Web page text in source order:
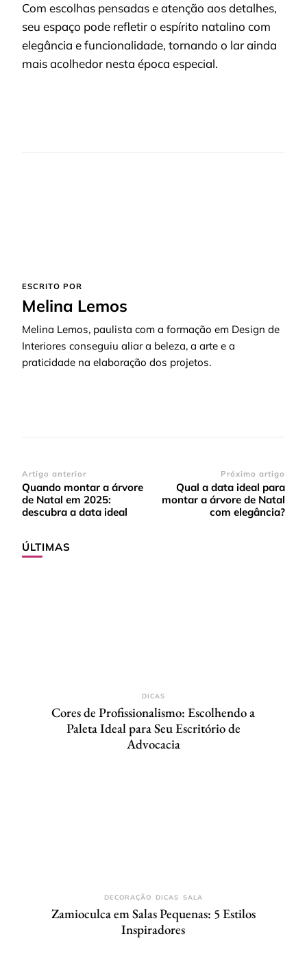
Com escolhas pensadas e atenção aos detalhes,
seu espaço pode refletir o espírito natalino com
elegância e funcionalidade, tornando o lar ainda
mais acolhedor nesta época especial.
ESCRITO POR
Melina Lemos
Melina Lemos, paulista com a formação em Design de
Interiores conseguiu aliar a beleza, a arte e a
praticidade na elaboração dos projetos.
Navegação
de
post
Artigo anterior
Quando montar a árvore
de Natal em 2025:
descubra a data ideal
Próximo artigo
Qual a data ideal para
montar a árvore de Natal
com elegância?
ÚLTIMAS
DICAS
Cores de Profissionalismo: Escolhendo a
Paleta Ideal para Seu Escritório de
Advocacia
DECORAÇÃO DICAS SALA
Zamioculca em Salas Pequenas: 5 Estilos
Inspiradores